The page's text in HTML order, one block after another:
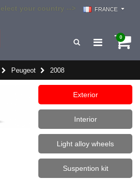
select your country -->
FRANCE
0
Peugeot 2008
Exterior
Interior
Light alloy wheels
Suspention kit